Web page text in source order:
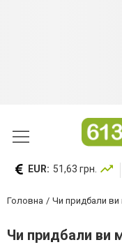
EUR: 51,63 грн.
Головна Чи придбали ви
Чи придбали ви